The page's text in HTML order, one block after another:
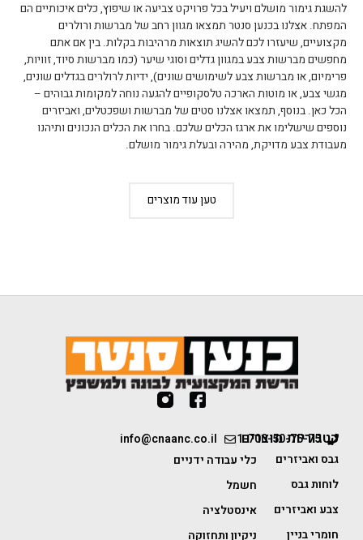
להשגת גימור מושלם ויעיל בכל פרויקט צביעה או שיפוץ, כלים איכותיים הם
המפתח. אצלנו בכנען סנטר תמצאו מגוון רחב של מברשות ורולרים
מקצועיים, שיעזרו לכם להשיג תוצאות מרהיבות בקלות. בין אם אתם
מחפשים מברשות צבע במגוון גדלים וסוגי שיער (כמו מברשות סיוד, זוויות,
פרימיום, או מברשות צבע לשימושים שונים), ידיות לרולרים בגדלים שונים,
מגשי צבע, או מוטות הארכה טלסקופיים להגעה נוחה למקומות גבוהים –
הכל כאן. בנוסף, תמצאו אצלנו סטים של מברשות ושפכטלים, ואביזרים
נוספים שישלימו את ארגז הכלים שלכם. בחרו את הכלים הנכונים ותיהנו
מעבודת צבע מדויקת, מהירה ובעלת גימור מושלם.
טען עוד מוצרים
1-700-50-75-75
info@cnaanc.co.il קטגוריות מוצרים
גבס ואביזרים
לוחות גבס
צבע ואביזרים
חומרי בניין
כלי עבודה ידניים
חשמל
אינסטלציה
ניקיון ותחזוקה